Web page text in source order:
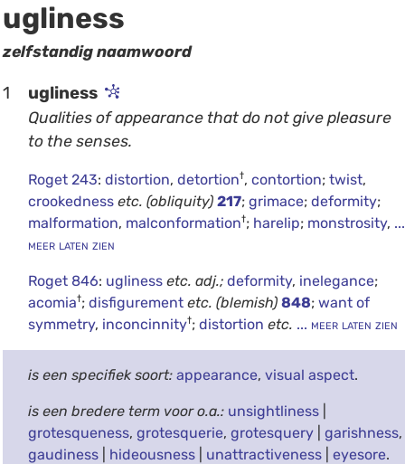
ugliness
zelfstandig naamwoord
1 ugliness
Qualities of appearance that do not give pleasure
to the senses.
Roget 243: distortion, detortion†, contortion; twist,
crookedness etc. (obliquity) 217; grimace; deformity;
malformation, malconformation†; harelip; monstrosity, ...
meer laten zien
Roget 846: ugliness etc. adj.; deformity, inelegance;
acomia†; disfigurement etc. (blemish) 848; want of
symmetry, inconcinnity†; distortion etc. ... meer laten zien
is een specifiek soort: appearance, visual aspect.
is een bredere term voor o.a.: unsightliness|
grotesqueness, grotesquerie, grotesquery| garishness,
gaudiness| hideousness| unattractiveness| eyesore.